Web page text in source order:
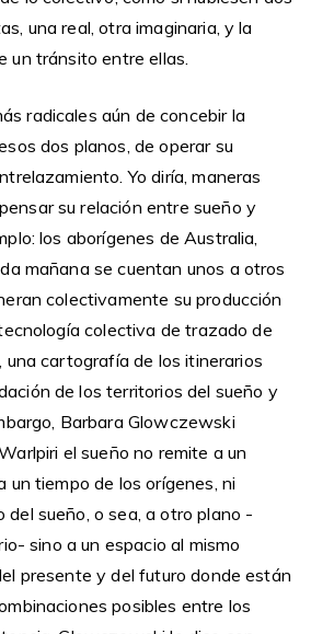
una real, otra imaginaria, y la
un tránsito entre ellas.
radicales aún de concebir la
dos planos, de operar su
Yo diría, maneras
su relación entre sueño y
los aborígenes de Australia,
mañana se cuentan unos a otros
colectivamente su producción
colectiva de trazado de
una cartografía de los itinerarios
de los territorios del sueño y
Barbara Glowczewski
el sueño no remite a un
un tiempo de los orígenes, ni
del sueño, o sea, a otro plano -
sino a un espacio al mismo
presente y del futuro donde están
posibles entre los